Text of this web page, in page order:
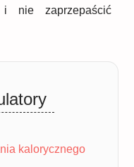
nie zaprzepaścić
kalorycznego